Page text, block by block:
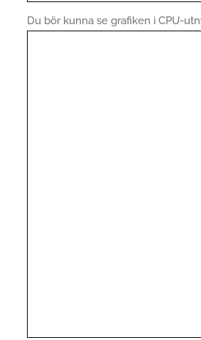
Du bör kunna se grafiken i CPU-